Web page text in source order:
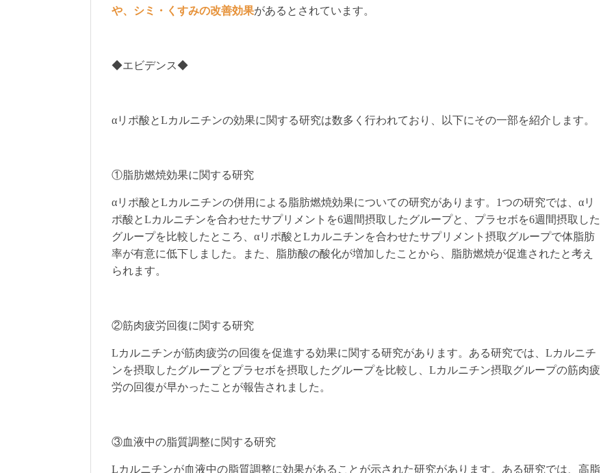
や、シミ・くすみの改善効果があるとされています。
◆エビデンス◆
αリポ酸とLカルニチンの効果に関する研究は数多く行われており、以下にその一部を紹介します。
①脂肪燃焼効果に関する研究
αリポ酸とLカルニチンの併用による脂肪燃焼効果についての研究があります。1つの研究では、αリ
ポ酸とLカルニチンを合わせたサプリメントを6週間摂取したグループと、プラセボを6週間摂取した
グループを比較したところ、αリポ酸とLカルニチンを合わせたサプリメント摂取グループで体脂肪
率が有意に低下しました。また、脂肪酸の酸化が増加したことから、脂肪燃焼が促進されたと考え
られます。
②筋肉疲労回復に関する研究
Lカルニチンが筋肉疲労の回復を促進する効果に関する研究があります。ある研究では、Lカルニチ
ンを摂取したグループとプラセボを摂取したグループを比較し、Lカルニチン摂取グループの筋肉疲
労の回復が早かったことが報告されました。
③血液中の脂質調整に関する研究
Lカルニチンが血液中の脂質調整に効果があることが示された研究があります。ある研究では、高脂